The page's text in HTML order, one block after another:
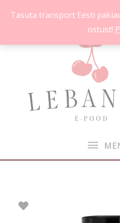
Tasuta transport Eesti
ostust!
Into
The